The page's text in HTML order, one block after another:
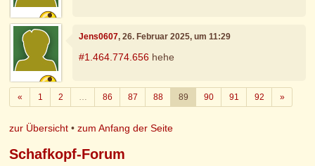
Jens0607, 26. Februar 2025, um 11:29
#1.464.774.656 hehe
«Zurück
1 2 … 86 87 88 89 90 91 92 »Weiter
zur Übersicht •zum Anfang der Seite
Schafkopf-Forum